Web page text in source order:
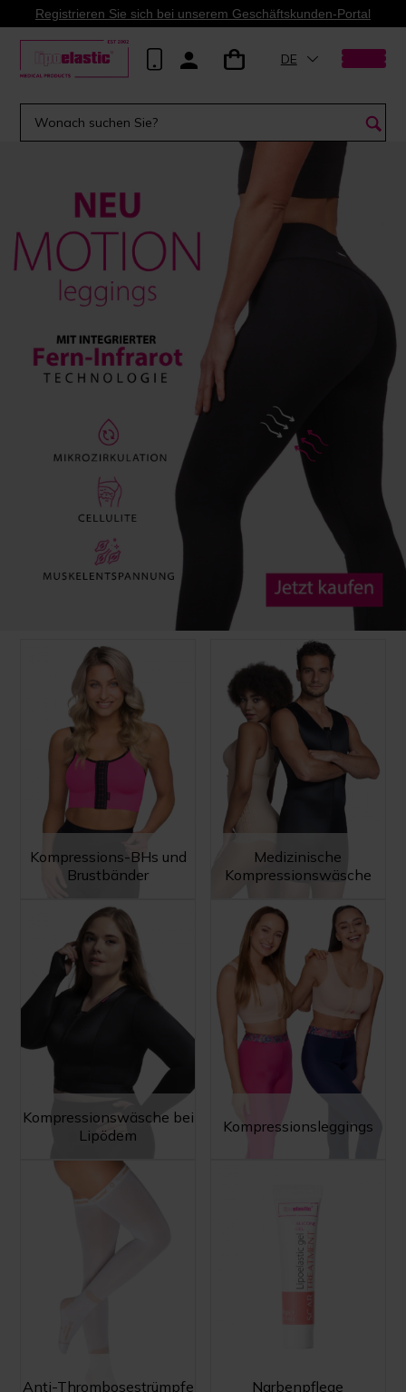
Registrieren Sie sich bei unserem Geschäftskunden-Portal
DE
Kompressions-BHs und
Brustbänder
Medizinische
Kompressionswäsche
Kompressionswäsche bei
Lipödem
Kompressionsleggings
Anti-Thrombosestrümpfe Narbenpflege